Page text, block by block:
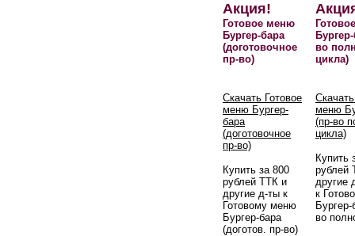
Акция!
Готовое меню
Бургер-бара
(доготовочное
пр-во)
во
цикла)
Скачать Готовое
меню Бургер-
бара
(доготовочное
пр-во)
Купить за 800
рублей ТТК и
другие д-ты к
Готовому меню
Бургер-бара
(доготов. пр-во)
меню
(пр-во
цикла)
Купить
рублей
другие
к
во